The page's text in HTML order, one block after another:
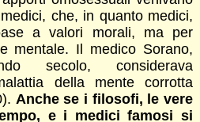
che, in quanto medici,
a valori morali, ma per
mentale. Il medico Sorano,
secolo, considerava
della mente corrotta
Anche se i filosofi, le vere
e i medici famosi si